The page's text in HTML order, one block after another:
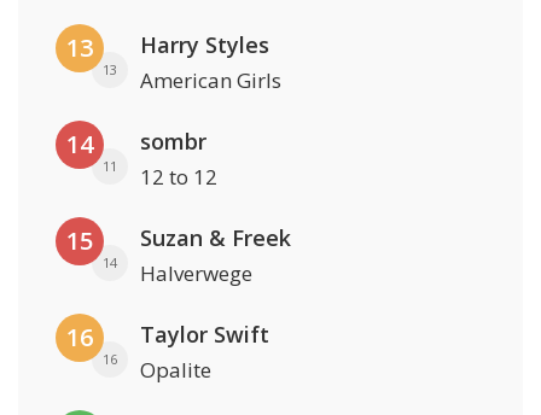
13
13
Harry Styles
American Girls
14
11
sombr
12 to 12
15
14
Suzan & Freek
Halverwege
16
16
Taylor Swift
Opalite